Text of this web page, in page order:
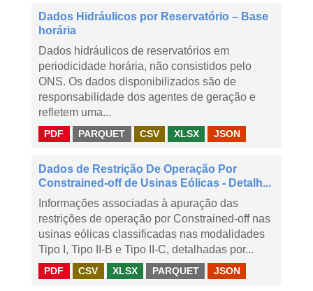
Dados Hidráulicos por Reservatório – Base
horária
Dados hidráulicos de reservatórios em
periodicidade horária, não consistidos pelo
ONS. Os dados disponibilizados são de
responsabilidade dos agentes de geração e
refletem uma...
PDF PARQUET CSV XLSX JSON
Dados de Restrição De Operação Por
Constrained-off de Usinas Eólicas - Detalh...
Informações associadas à apuração das
restrições de operação por Constrained-off nas
usinas eólicas classificadas nas modalidades
Tipo I, Tipo II-B e Tipo II-C, detalhadas por...
PDF CSV XLSX PARQUET JSON